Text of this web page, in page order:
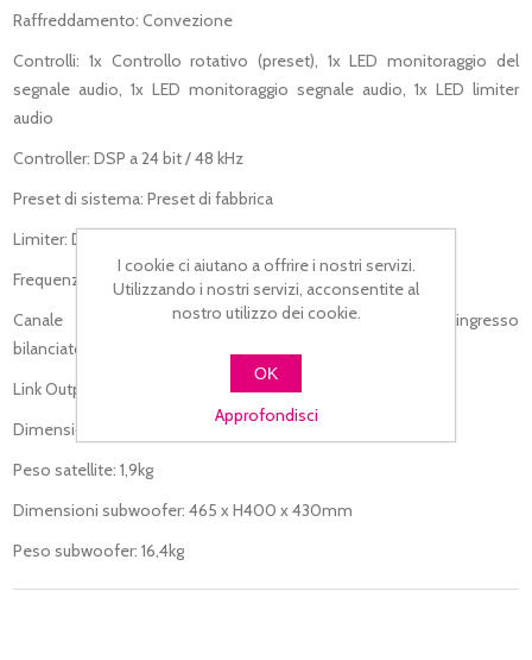
Raffreddamento: Convezione
Controlli: 1x Controllo rotativo (preset), 1x LED monitoraggio del
segnale audio, 1x LED monitoraggio segnale audio, 1x LED limiter
audio
Controller: DSP a 24 bit / 48 kHz
Preset di sistema: Preset di fabbrica
Limiter: Dual attivo, picco, RMS, termico
Frequenza di crossover LF-MF: 210Hz
Canale Mic / Instrument: 1x Combo (Jack/XLR) ingresso
bilanciato/sbilanciato
Link Output: 1x XLR balanciato
Dimensioni satellite: 95 x H360 x 137mm
Peso satellite: 1,9kg
Dimensioni subwoofer: 465 x H400 x 430mm
Peso subwoofer: 16,4kg
I cookie ci aiutano a offrire i nostri servizi.
Utilizzando i nostri servizi, acconsentite al
nostro utilizzo dei cookie.
OK
Approfondisci